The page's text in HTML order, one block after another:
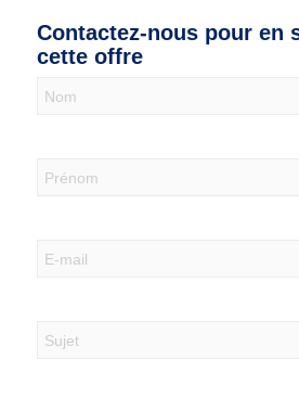
Contactez-nous pour en
cette offre
Nous